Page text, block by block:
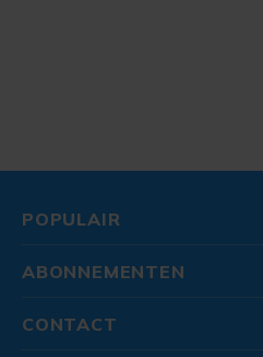
POPULAIR
ABONNEMENTEN
CONTACT